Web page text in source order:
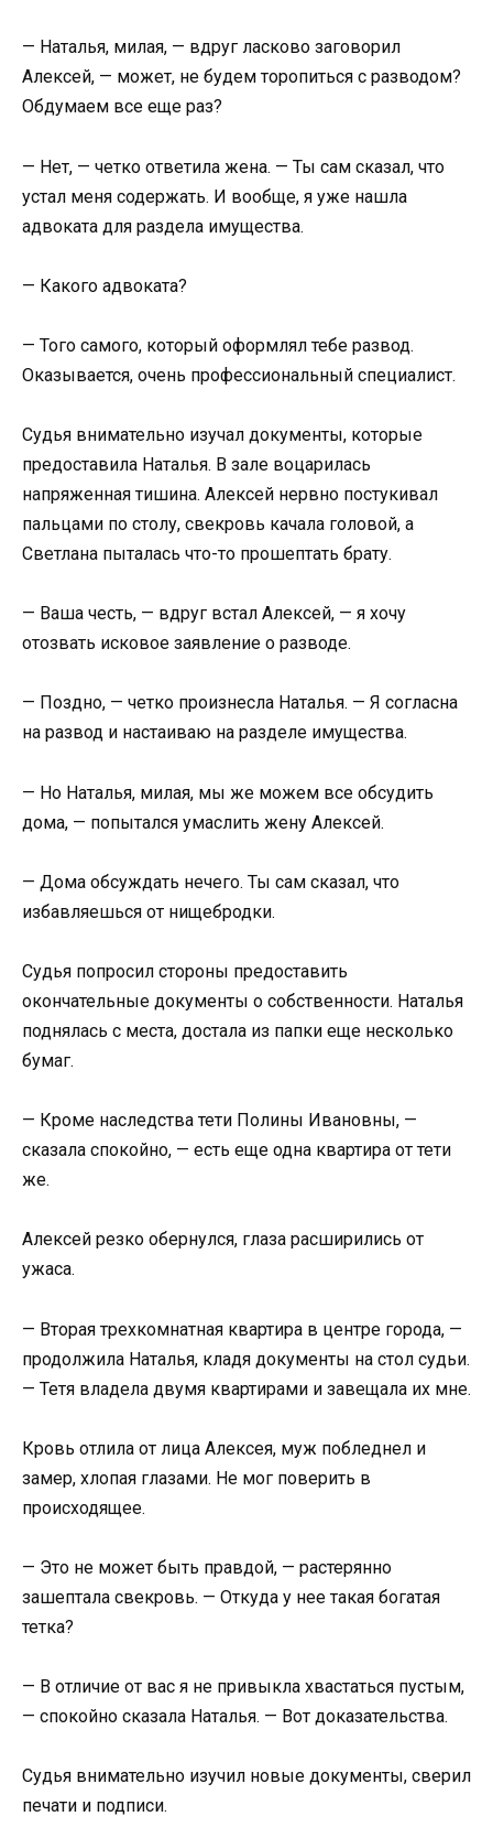
— Наталья, милая, — вдруг ласково заговорил
Алексей, — может, не будем торопиться с разводом?
Обдумаем все еще раз?
— Нет, — четко ответила жена. — Ты сам сказал, что
устал меня содержать. И вообще, я уже нашла
адвоката для раздела имущества.
— Какого адвоката?
— Того самого, который оформлял тебе развод.
Оказывается, очень профессиональный специалист.
Судья внимательно изучал документы, которые
предоставила Наталья. В зале воцарилась
напряженная тишина. Алексей нервно постукивал
пальцами по столу, свекровь качала головой, а
Светлана пыталась что-то прошептать брату.
— Ваша честь, — вдруг встал Алексей, — я хочу
отозвать исковое заявление о разводе.
— Поздно, — четко произнесла Наталья. — Я согласна
на развод и настаиваю на разделе имущества.
— Но Наталья, милая, мы же можем все обсудить
дома, — попытался умаслить жену Алексей.
— Дома обсуждать нечего. Ты сам сказал, что
избавляешься от нищебродки.
Судья попросил стороны предоставить
окончательные документы о собственности. Наталья
поднялась с места, достала из папки еще несколько
бумаг.
— Кроме наследства тети Полины Ивановны, —
сказала спокойно, — есть еще одна квартира от тети
же.
Алексей резко обернулся, глаза расширились от
ужаса.
— Вторая трехкомнатная квартира в центре города, —
продолжила Наталья, кладя документы на стол судьи.
— Тетя владела двумя квартирами и завещала их мне.
Кровь отлила от лица Алексея, муж побледнел и
замер, хлопая глазами. Не мог поверить в
происходящее.
— Это не может быть правдой, — растерянно
зашептала свекровь. — Откуда у нее такая богатая
тетка?
— В отличие от вас я не привыкла хвастаться пустым,
— спокойно сказала Наталья. — Вот доказательства.
Судья внимательно изучил новые документы, сверил
печати и подписи.